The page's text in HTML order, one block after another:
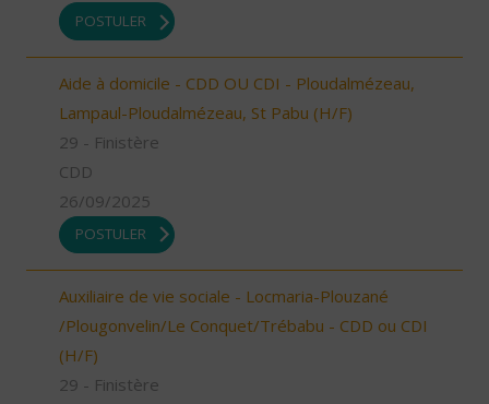
POSTULER
Aide à domicile - CDD OU CDI - Ploudalmézeau,
Lampaul-Ploudalmézeau, St Pabu (H/F)
29 - Finistère
CDD
26/09/2025
POSTULER
Auxiliaire de vie sociale - Locmaria-Plouzané
/Plougonvelin/Le Conquet/Trébabu - CDD ou CDI
(H/F)
29 - Finistère